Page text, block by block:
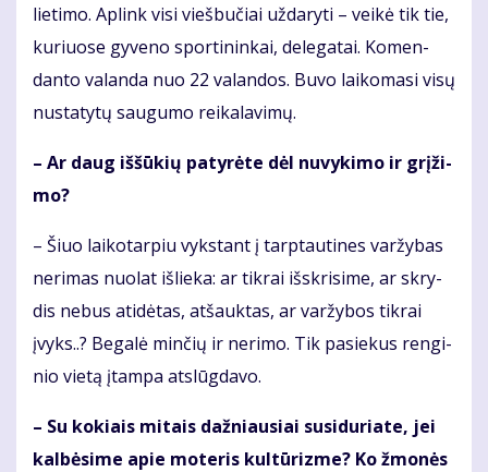
lie­ti­mo. Ap­link vi­si vieš­bu­čiai už­da­ry­ti – vei­kė tik tie,
ku­riuo­se gy­ve­no spor­ti­nin­kai, de­le­ga­tai. Ko­men­
dan­to va­lan­da nuo 22 va­lan­dos. Bu­vo lai­ko­ma­si vi­sų
nu­sta­ty­tų sau­gu­mo rei­ka­la­vi­mų.
– Ar daug iš­šū­kių pa­ty­rė­te dėl nu­vy­ki­mo ir grį­ži­
mo?
– Šiuo lai­ko­tar­piu vyks­tant į tarp­tau­ti­nes var­žy­bas
ne­ri­mas nuo­lat iš­lie­ka: ar tik­rai iš­skri­si­me, ar skry­
dis ne­bus ati­dė­tas, at­šauk­tas, ar var­žy­bos tik­rai
įvyks..? Be­ga­lė min­čių ir ne­ri­mo. Tik pa­sie­kus ren­gi­
nio vie­tą įtam­pa at­slūg­da­vo.
– Su ko­kiais mi­tais daž­niau­siai su­si­du­ria­te, jei
kal­bė­si­me apie mo­te­ris kul­tū­riz­me? Ko žmo­nės